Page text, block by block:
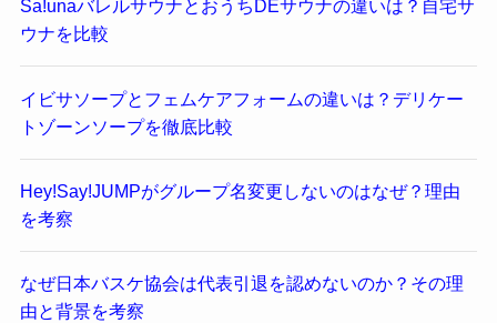
Sa!unaバレルサウナとおうちDEサウナの違いは？自宅サ
ウナを比較
イビサソープとフェムケアフォームの違いは？デリケー
トゾーンソープを徹底比較
Hey!Say!JUMPがグループ名変更しないのはなぜ？理由
を考察
なぜ日本バスケ協会は代表引退を認めないのか？その理
由と背景を考察